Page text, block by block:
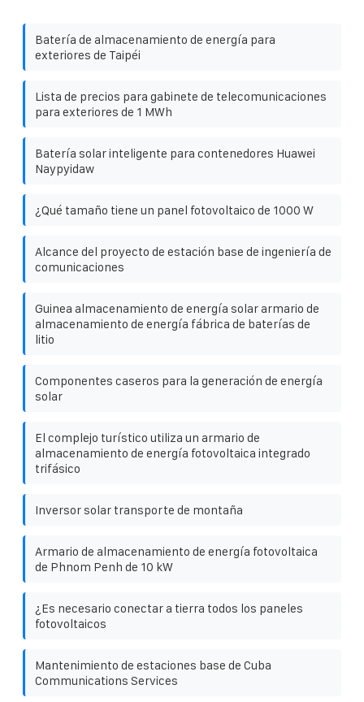
Batería de almacenamiento de energía para
exteriores de Taipéi
Lista de precios para gabinete de telecomunicaciones
para exteriores de 1 MWh
Batería solar inteligente para contenedores Huawei
Naypyidaw
¿Qué tamaño tiene un panel fotovoltaico de 1000 W
Alcance del proyecto de estación base de ingeniería de
comunicaciones
Guinea almacenamiento de energía solar armario de
almacenamiento de energía fábrica de baterías de
litio
Componentes caseros para la generación de energía
solar
El complejo turístico utiliza un armario de
almacenamiento de energía fotovoltaica integrado
trifásico
Inversor solar transporte de montaña
Armario de almacenamiento de energía fotovoltaica
de Phnom Penh de 10 kW
¿Es necesario conectar a tierra todos los paneles
fotovoltaicos
Mantenimiento de estaciones base de Cuba
Communications Services